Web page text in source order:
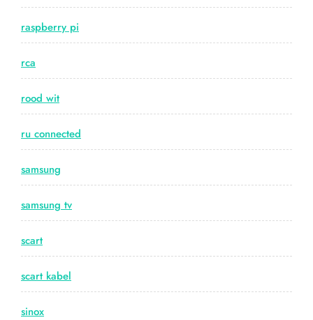
raspberry pi
rca
rood wit
ru connected
samsung
samsung tv
scart
scart kabel
sinox